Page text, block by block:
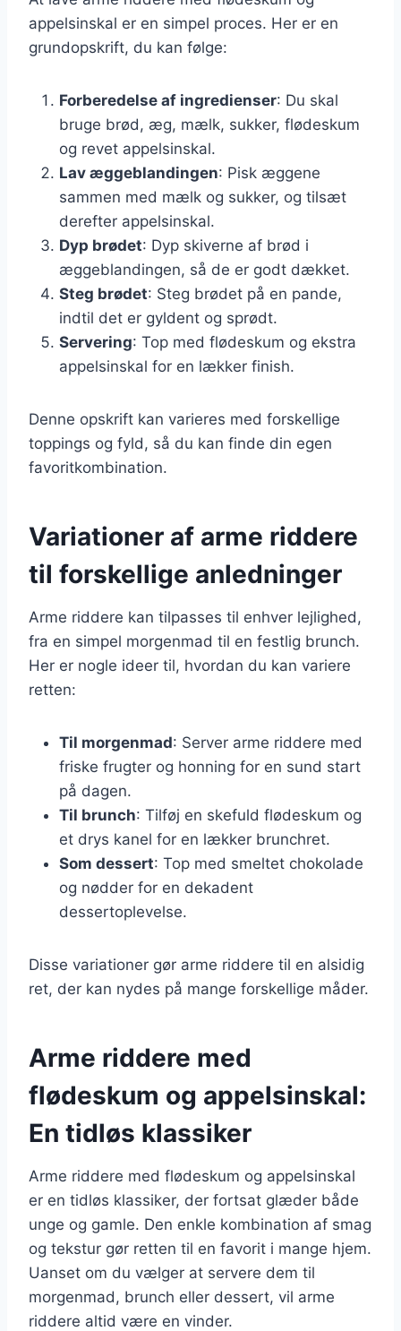
appelsinskal er en simpel proces. Her er en
grundopskrift, du kan følge:
Forberedelse af ingredienser: Du skal
bruge brød, æg, mælk, sukker, flødeskum
og revet appelsinskal.
Lav æggeblandingen: Pisk æggene
sammen med mælk og sukker, og tilsæt
derefter appelsinskal.
Dyp brødet: Dyp skiverne af brød i
æggeblandingen, så de er godt dækket.
Steg brødet: Steg brødet på en pande,
indtil det er gyldent og sprødt.
Servering: Top med flødeskum og ekstra
appelsinskal for en lækker finish.
Denne opskrift kan varieres med forskellige
toppings og fyld, så du kan finde din egen
favoritkombination.
Variationer af arme riddere
til forskellige anledninger
Arme riddere kan tilpasses til enhver lejlighed,
fra en simpel morgenmad til en festlig brunch.
Her er nogle ideer til, hvordan du kan variere
retten:
Til morgenmad: Server arme riddere med
friske frugter og honning for en sund start
på dagen.
Til brunch: Tilføj en skefuld flødeskum og
et drys kanel for en lækker brunchret.
Som dessert: Top med smeltet chokolade
og nødder for en dekadent
dessertoplevelse.
Disse variationer gør arme riddere til en alsidig
ret, der kan nydes på mange forskellige måder.
Arme riddere med
flødeskum og appelsinskal:
En tidløs klassiker
Arme riddere med flødeskum og appelsinskal
er en tidløs klassiker, der fortsat glæder både
unge og gamle. Den enkle kombination af smag
og tekstur gør retten til en favorit i mange hjem.
Uanset om du vælger at servere dem til
morgenmad, brunch eller dessert, vil arme
riddere altid være en vinder.